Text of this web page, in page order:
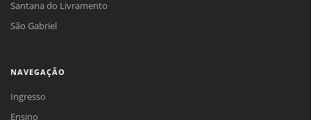
Santana do Livramento
São Gabriel
NAVEGAÇÃO
Ingresso
Ensino